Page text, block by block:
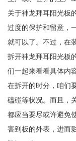
关于神龙拜耳阳光板
过度的保护和留意，
就可以了。不过，在
拆开神龙拜耳阳光板
们一起来看看具体内容
在拆开的时分，咱们
磕碰等状况。而且，
都应当要尽或许避免
害到板的外表，进而